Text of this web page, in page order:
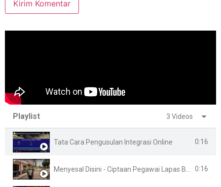
Playlist 3 Videos
Tata Cara Pengusulan Integrasi Online 0:16
0:16